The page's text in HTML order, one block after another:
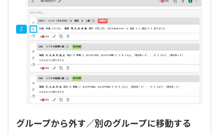
グループから外す／別のグループに移動する